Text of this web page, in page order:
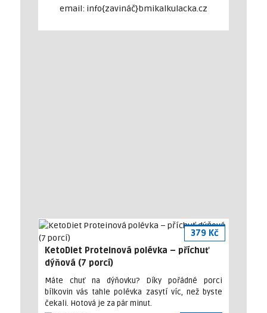
email: info{zavináč}bmikalkulacka.cz
379 Kč
KetoDiet Proteinová polévka – příchuť
dýňová (7 porcí)
Máte chuť na dýňovku? Díky pořádné porci
bílkovin vás tahle polévka zasytí víc, než byste
čekali. Hotová je za pár minut.